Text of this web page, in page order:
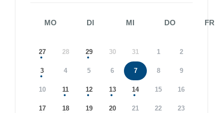
MO DI MI DO FR
27 28 29 30 31 1 2
3 4 5 6 7 8 9
10 11 12 13 14 15 16
17 18 19 20 21 22 23